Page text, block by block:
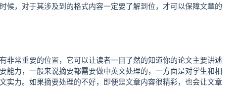
候，对于其涉及到的格式内容一定要了解到位，才可以保障文章的
非常重要的位置，它可以让读者一目了然的知道你的论文主要讲述
能力，一般来说摘要都需要做中英文处理的，一方面是对学生和相
实力。如果摘要处理的不好，即便是文章内容很精彩，也会让文章